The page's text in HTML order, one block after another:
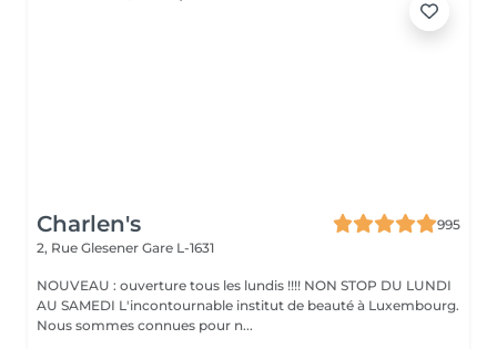
Charlen's
995
2, Rue Glesener Gare L-1631
NOUVEAU : ouverture tous les lundis !!!! NON STOP DU LUNDI
AU SAMEDI L'incontournable institut de beauté à Luxembourg.
Nous sommes connues pour n...